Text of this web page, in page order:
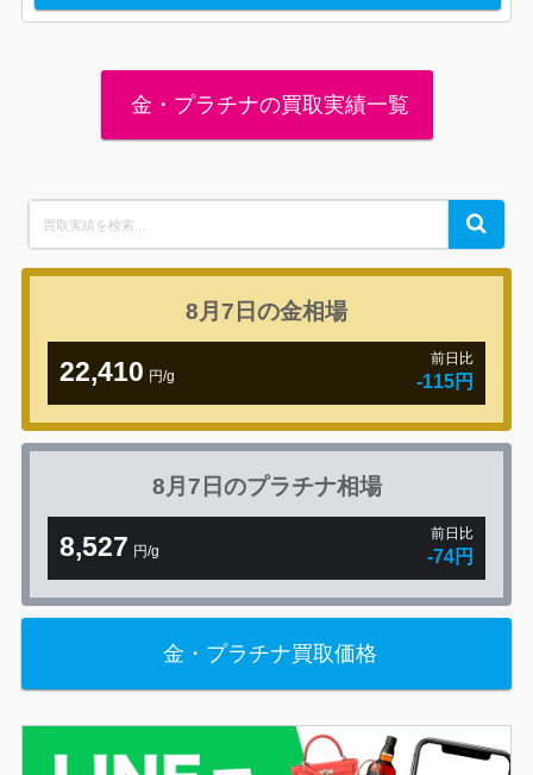
金・プラチナの買取実績一覧
for:
Search
8月7日の金相場
22,410 円/g
前日比
-115円
8月7日のプラチナ相場
8,527 円/g
前日比
-74円
金・プラチナ買取価格